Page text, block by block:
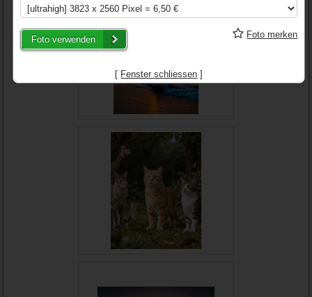
Foto merken
Foto verwenden
[ Fenster schliessen ]